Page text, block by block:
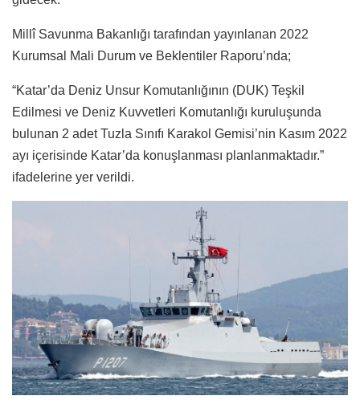
Millî Savunma Bakanlığı tarafından yayınlanan 2022
Kurumsal Mali Durum ve Beklentiler Raporu’nda;
“Katar’da Deniz Unsur Komutanlığının (DUK) Teşkil
Edilmesi ve Deniz Kuvvetleri Komutanlığı kuruluşunda
bulunan 2 adet Tuzla Sınıfı Karakol Gemisi’nin Kasım 2022
ayı içerisinde Katar’da konuşlanması planlanmaktadır.”
ifadelerine yer verildi.